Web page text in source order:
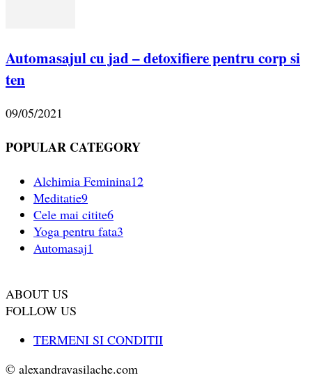
Automasajul cu jad – detoxifiere pentru corp si
ten
09/05/2021
POPULAR CATEGORY
Alchimia Feminina12
Meditatie9
Cele mai citite6
Yoga pentru fata3
Automasaj1
ABOUT US
FOLLOW US
TERMENI SI CONDITII
© alexandravasilache.com